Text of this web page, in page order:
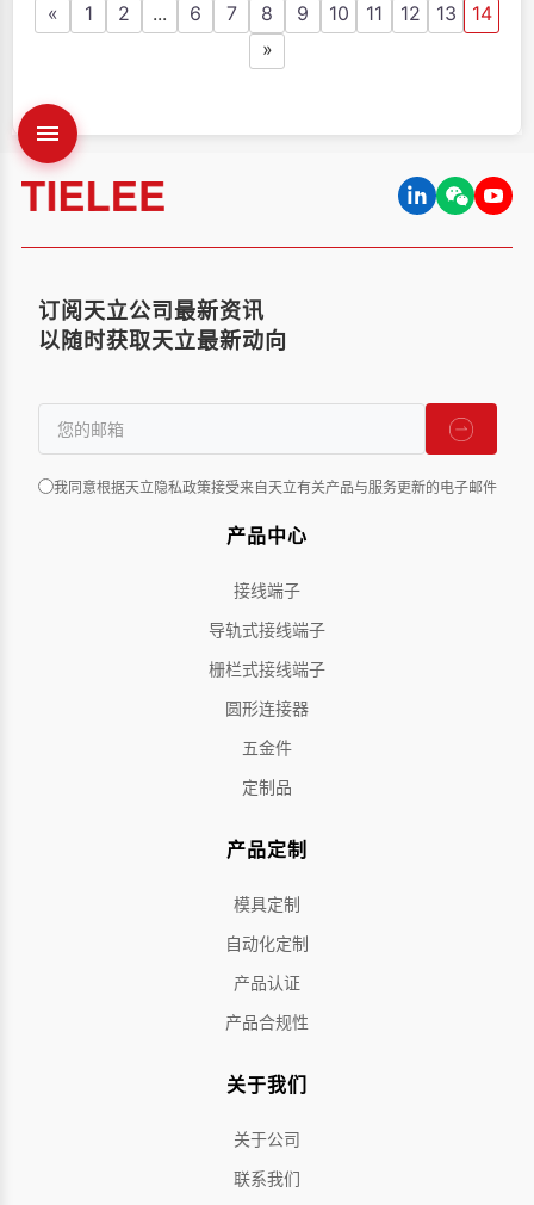
« 1 2 ... 6 7 8 9 10 11 12 13
14
»
订阅天立公司最新资讯
以随时获取天立最新动向
我同意根据天立隐私政策接受来自天立有关产品与服务更新的电子邮件
产品中心
接线端子
导轨式接线端子
栅栏式接线端子
圆形连接器
五金件
定制品
产品定制
模具定制
自动化定制
产品认证
产品合规性
关于我们
关于公司
联系我们